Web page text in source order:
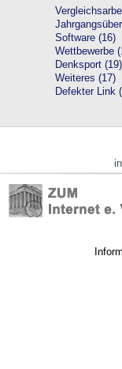
Software (16)
Wettbewerbe
Denksport (19)
Weiteres (17)
Defekter Link